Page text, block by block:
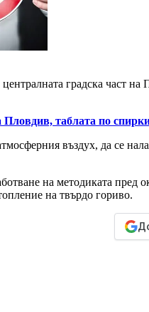
градска част
таблата по
въздух, да се
на методиката пред
на твърдо гориво.